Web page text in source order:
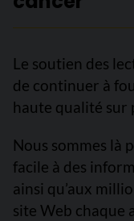
Le soutien des
de continuer à
haute qualité sur
Nous sommes là
facile à des
ainsi qu’aux
site Web chaque